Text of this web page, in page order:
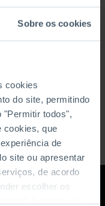
Sobre os cookies
cookies
do site, permitindo
"Permitir todos",
cookies, que
de
site ou apresentar
de acordo
escolher os